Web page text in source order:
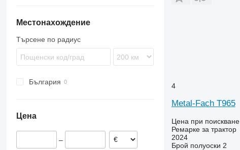
T679
T700
Местонахождение
Търсене по радиус
България
Цена
–
4
Metal-Fach T965
Цена при поискване
Ремарке за трактор
2024
Брой полуоски 2